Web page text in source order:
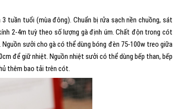
tuần tuổi (mùa đông). Chuẩn bị rửa sạch nền chuồng, sát
2-4m tuỳ theo số lượng gà định úm. Chất độn trong cót
sưởi cho gà có thể dùng bóng đèn 75-100w treo giữa
để giữ nhiệt. Nguồn nhiệt sưởi có thể dùng bếp than, bếp
thêm bao tải trên cót.